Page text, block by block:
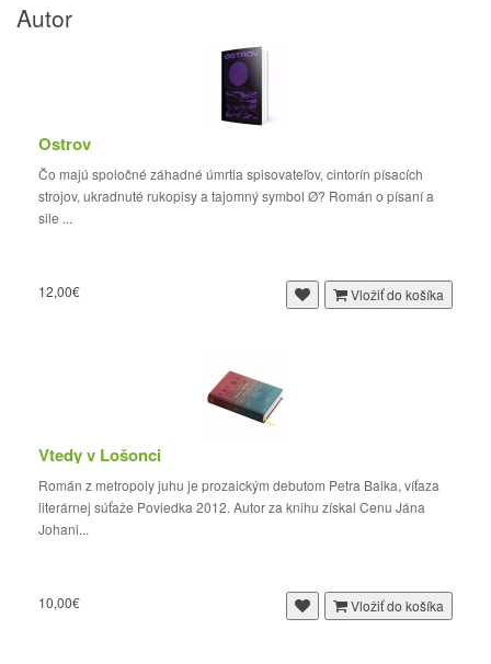
Autor
Ostrov
Čo majú spoločné záhadné úmrtia spisovateľov, cintorín písacích
strojov, ukradnuté rukopisy a tajomný symbol Ø? Román o písaní a
sile ...
12,00€ Vložiť do košíka
Vtedy v Lošonci
Román z metropoly juhu je prozaickým debutom Petra Balka, víťaza
literárnej súťaže Poviedka 2012. Autor za knihu získal Cenu Jána
Johani...
10,00€ Vložiť do košíka